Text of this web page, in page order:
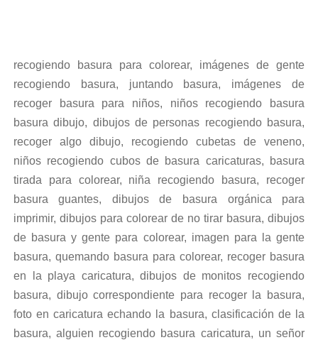
recogiendo basura para colorear, imágenes de gente
recogiendo basura, juntando basura, imágenes de
recoger basura para niños, niños recogiendo basura
basura dibujo, dibujos de personas recogiendo basura,
recoger algo dibujo, recogiendo cubetas de veneno,
niños recogiendo cubos de basura caricaturas, basura
tirada para colorear, niña recogiendo basura, recoger
basura guantes, dibujos de basura orgánica para
imprimir, dibujos para colorear de no tirar basura, dibujos
de basura y gente para colorear, imagen para la gente
basura, quemando basura para colorear, recoger basura
en la playa caricatura, dibujos de monitos recogiendo
basura, dibujo correspondiente para recoger la basura,
foto en caricatura echando la basura, clasificación de la
basura, alguien recogiendo basura caricatura, un señor